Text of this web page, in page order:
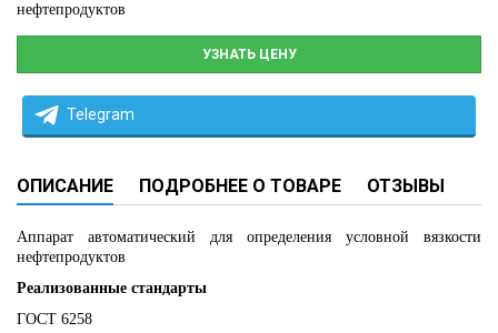
нефтепродуктов
УЗНАТЬ ЦЕНУ
Telegram
ОПИСАНИЕ ПОДРОБНЕЕ О ТОВАРЕ ОТЗЫВЫ
Аппарат автоматический для определения условной вязкости
нефтепродуктов
Реализованные стандарты
ГОСТ 6258